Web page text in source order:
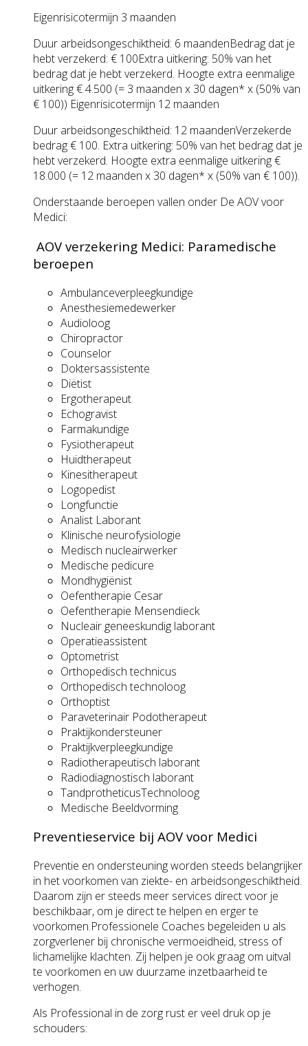
Eigenrisico­termijn 3 maanden
Duur arbeids­ongeschiktheid: 6 maandenBedrag dat je
hebt verzekerd: € 100Extra uitkering: 50% van het
bedrag dat je hebt verzekerd. Hoogte extra eenmalige
uitkering € 4.500 (= 3 maanden x 30 dagen* x (50% van
€ 100)) Eigenrisico­termijn 12 maanden
Duur arbeids­ongeschiktheid: 12 maandenVerzekerde
bedrag € 100. Extra uitkering: 50% van het bedrag dat je
hebt verzekerd. Hoogte extra eenmalige uitkering €
18.000 (= 12 maanden x 30 dagen* x (50% van € 100)).
Onderstaande beroepen vallen onder De AOV voor
Medici:
AOV verzekering Medici: Paramedische
beroepen
Ambulanceverpleegkundige
Anesthesiemedewerker
Audioloog
Chiropractor
Counselor
Doktersassistente
Diëtist
Ergotherapeut
Echogravist
Farmakundige
Fysiotherapeut
Huidtherapeut
Kinesitherapeut
Logopedist
Longfunctie
Analist Laborant
Klinische neurofysiologie
Medisch nucleairwerker
Medische pedicure
Mondhygiënist
Oefentherapie Cesar
Oefentherapie Mensendieck
Nucleair geneeskundig laborant
Operatieassistent
Optometrist
Orthopedisch technicus
Orthopedisch technoloog
Orthoptist
Paraveterinair Podotherapeut
Praktijkondersteuner
Praktijkverpleegkundige
Radiotherapeutisch laborant
Radiodiagnostisch laborant
TandprotheticusTechnoloog
Medische Beeldvorming
Preventieservice bij AOV voor Medici
Preventie en ondersteuning worden steeds belangrijker
in het voorkomen van ziekte- en arbeidsongeschiktheid.
Daarom zijn er steeds meer services direct voor je
beschikbaar, om je direct te helpen en erger te
voorkomen.Professionele Coaches begeleiden u als
zorgverlener bij chronische vermoeidheid, stress of
lichamelijke klachten. Zij helpen je ook graag om uitval
te voorkomen en uw duurzame inzetbaarheid te
verhogen.
Als Professional in de zorg rust er veel druk op je
schouders: